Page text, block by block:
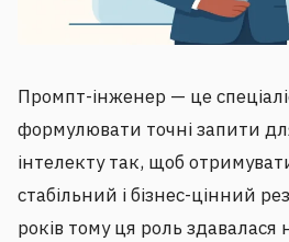
Промпт-інженер — це
формулювати точні запити
інтелекту так, щоб
стабільний і бізнес-цінний
років тому ця роль